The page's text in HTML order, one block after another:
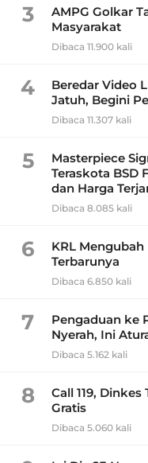
3
AMPG Golkar
Masyarakat
Dibaca 11.900 kali
4
Beredar Video
Jatuh, Begini
Dibaca 11.307 kali
5
Masterpiece
Teraskota BSD
dan Harga
Dibaca 8.085 kali
6
KRL
Terbarunya
Dibaca 6.850 kali
7
Pengaduan ke
Nyerah, Ini
Dibaca 5.162 kali
8
Call 119,
Gratis
Dibaca 5.060 kali